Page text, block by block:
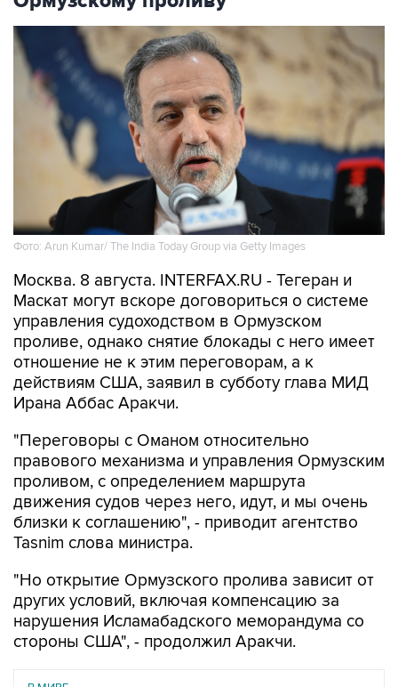
Фото: Arun Kumar/ The India Today Group via Getty Images
Москва. 8 августа. INTERFAX.RU - Тегеран и
управления судоходством в Ормузском
проливе, однако снятие блокады с него имеет
отношение не к этим переговорам, а к
действиям США, заявил в субботу глава МИД
Ирана Аббас Аракчи.
"Переговоры с Оманом относительно
проливом, с определением маршрута
движения судов через него, идут, и мы очень
близки к соглашению", - приводит агентство
Tasnim слова министра.
"Но открытие Ормузского пролива зависит от
нарушения Исламабадского меморандума со
стороны США", - продолжил Аракчи.
В МИРЕ